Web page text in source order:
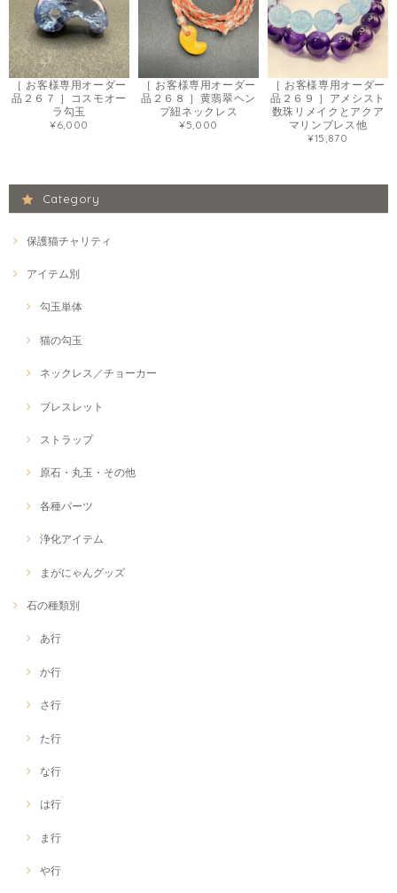
［ お客様専用オーダー
品２６７ ］コスモオー
ラ勾玉
¥6,000
［ お客様専用オーダー
品２６８ ］黄翡翠ヘン
プ紐ネックレス
¥5,000
［ お客様専用オーダー
品２６９ ］アメシスト
数珠リメイクとアクア
マリンブレス他
¥15,870
Category
保護猫チャリティ
アイテム別
勾玉単体
猫の勾玉
ネックレス／チョーカー
ブレスレット
ストラップ
原石・丸玉・その他
各種パーツ
浄化アイテム
まがにゃんグッズ
石の種類別
あ行
か行
さ行
た行
な行
は行
ま行
や行